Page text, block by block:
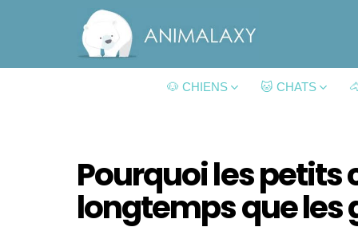
🐶 CHIENS 🐱 CHATS
Pourquoi les
longtemps que les